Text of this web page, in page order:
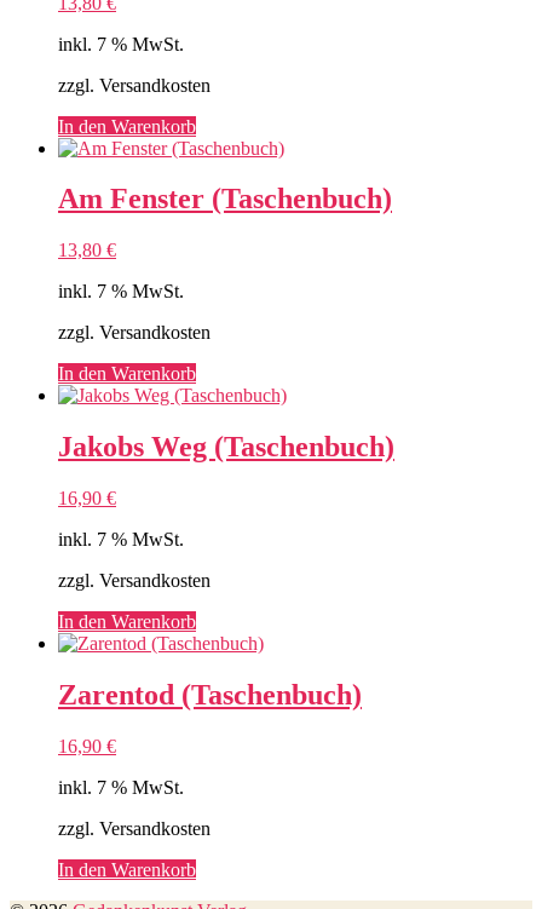
inkl. 7 % MwSt.
zzgl. Versandkosten
In den Warenkorb
Am Fenster (Taschenbuch)
13,80 €
inkl. 7 % MwSt.
zzgl. Versandkosten
In den Warenkorb
Jakobs Weg (Taschenbuch)
16,90 €
inkl. 7 % MwSt.
zzgl. Versandkosten
In den Warenkorb
Zarentod (Taschenbuch)
16,90 €
inkl. 7 % MwSt.
zzgl. Versandkosten
In den Warenkorb